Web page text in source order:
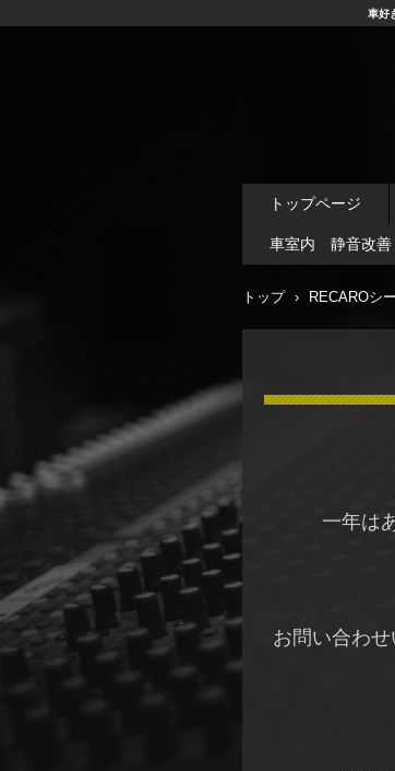
車好
トップページ
車室内 静音改善
トップ › RECAROシ
一年は
お問い合わ